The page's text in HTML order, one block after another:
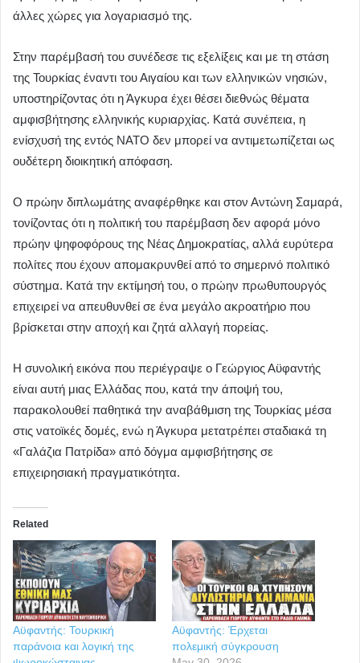
άλλες χώρες για λογαριασμό της.
Στην παρέμβασή του συνέδεσε τις εξελίξεις και με τη στάση
της Τουρκίας έναντι του Αιγαίου και των ελληνικών νησιών,
υποστηρίζοντας ότι η Άγκυρα έχει θέσει διεθνώς θέματα
αμφισβήτησης ελληνικής κυριαρχίας. Κατά συνέπεια, η
ενίσχυσή της εντός ΝΑΤΟ δεν μπορεί να αντιμετωπίζεται ως
ουδέτερη διοικητική απόφαση.
Ο πρώην διπλωμάτης αναφέρθηκε και στον Αντώνη Σαμαρά,
τονίζοντας ότι η πολιτική του παρέμβαση δεν αφορά μόνο
πρώην ψηφοφόρους της Νέας Δημοκρατίας, αλλά ευρύτερα
πολίτες που έχουν απομακρυνθεί από το σημερινό πολιτικό
σύστημα. Κατά την εκτίμησή του, ο πρώην πρωθυπουργός
επιχειρεί να απευθυνθεί σε ένα μεγάλο ακροατήριο που
βρίσκεται στην αποχή και ζητά αλλαγή πορείας.
Η συνολική εικόνα που περιέγραψε ο Γεώργιος Αϋφαντής
είναι αυτή μιας Ελλάδας που, κατά την άποψή του,
παρακολουθεί παθητικά την αναβάθμιση της Τουρκίας μέσα
στις νατοϊκές δομές, ενώ η Άγκυρα μετατρέπει σταδιακά τη
«Γαλάζια Πατρίδα» από δόγμα αμφισβήτησης σε
επιχειρησιακή πραγματικότητα.
Related
Αϋφαντής: Τουρκική
παράνοια και λογική της
Αϋφαντής: Έρχεται
πολεμική σύγκρουση